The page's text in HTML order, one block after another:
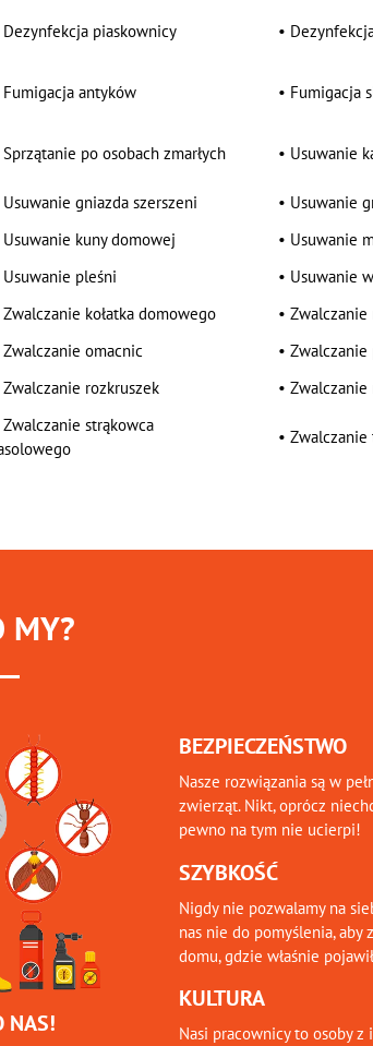
Dezynfekcja piaskownicy •
Fumigacja antyków • Fumigacja
Sprzątanie po osobach zmarłych • Usuwanie
Usuwanie gniazda szerszeni • Usuwanie
Usuwanie kuny domowej • Usuwanie
Usuwanie pleśni • Usuwanie
Zwalczanie kołatka domowego •
Zwalczanie omacnic •Zwalczanie
Zwalczanie rozkruszek •
Zwalczanie strąkowca
•
MY?
NAS!
BEZPIECZEŃSTWO
Nasze rozwiązania są w
zwierząt. Nikt, oprócz
pewno na tym nie ucierpi!
SZYBKOŚĆ
Nigdy nie pozwalamy na
nas nie do pomyślenia,
domu, gdzie właśnie
KULTURA
Nasi pracownicy to osoby z